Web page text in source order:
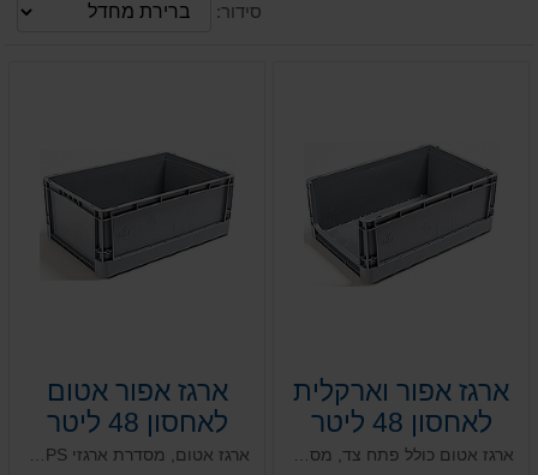
סידור:
ארגז אפור וארקלית
לאחסון 48 ליטר
ארגז אטום כולל פתח צד, מסדרת ארגזי PS. פתרון שקט במיוחד, משמש גם כארקלית מיוחדת המותאמת לעבודה במערכים אוטומטיים בעלת תחתית כפולה מחוזקת המתאימה לעומסים כבדים במיוחד. אפשרות להוספת חוצצים מובנים או בהרכבה עצמית.
ארגז אפור אטום
לאחסון 48 ליטר
ארגז אטום, מסדרת ארגזי PS. פתרון שקט במיוחד, מותאם לעבודה במערכים אוטומטיים בעלת תחתית כפולה מחוזקת המתאימה לעומסים כבדים במיוחד. אפשרות להוספת חוצצים מובנים או בהרכבה עצמית.